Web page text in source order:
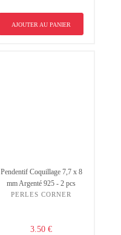
AJOUTER AU PANIER
Pendentif Coquillage 7,7 x 8
mm Argenté 925 - 2 pcs
PERLES CORNER
3.50 €